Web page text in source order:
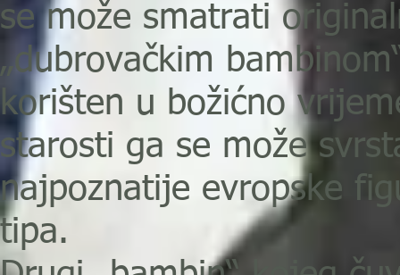
se može smatrati
„dubrovačkim
korišten u božićno
starosti ga se može
najpoznatije evropske
tipa.